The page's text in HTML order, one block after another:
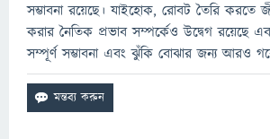
সম্ভাবনা রয়েছে। যাইহোক, রোবট তৈরি করতে
করার নৈতিক প্রভাব সম্পর্কেও উদ্বেগ রয়েছে
সম্পূর্ণ সম্ভাবনা এবং ঝুঁকি বোঝার জন্য আরও